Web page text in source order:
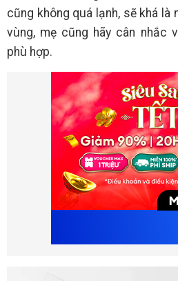
cũng không quá lạnh, sẽ khá là
vùng, mẹ cũng hãy cân nhắc
phù hợp.